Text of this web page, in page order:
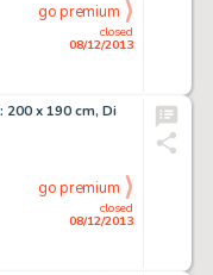
closed
08/12/2013
go premium
200 x 190 cm, Di
closed
08/12/2013
go premium